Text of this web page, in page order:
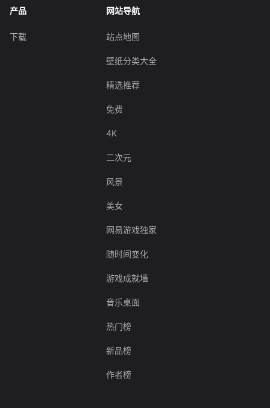
产品
下载
网站导航
站点地图
壁纸分类大全
精选推荐
免费
4K
二次元
风景
美女
网易游戏独家
随时间变化
游戏成就墙
音乐桌面
热门榜
新品榜
作者榜